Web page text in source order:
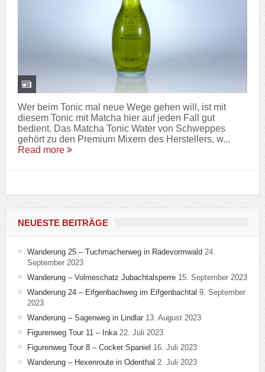
Wer beim Tonic mal neue Wege gehen will, ist mit
diesem Tonic mit Matcha hier auf jeden Fall gut
bedient. Das Matcha Tonic Water von Schweppes
gehört zu den Premium Mixern des Herstellers, w...
Read more
NEUESTE BEITRÄGE
Wanderung 25 – Tuchmacherweg in Radevormwald 24.
September 2023
Wanderung – Volmeschatz Jubachtalsperre 15. September 2023
Wanderung 24 – Eifgenbachweg im Eifgenbachtal 9. September
2023
Wanderung – Sagenweg in Lindlar 13. August 2023
Figurenweg Tour 11 – Inka 22. Juli 2023
Figurenweg Tour 8 – Cocker Spaniel 16. Juli 2023
Wanderung – Hexenroute in Odenthal 2. Juli 2023